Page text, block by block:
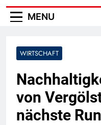
MENU
WIRTSCHAFT
von
nächste